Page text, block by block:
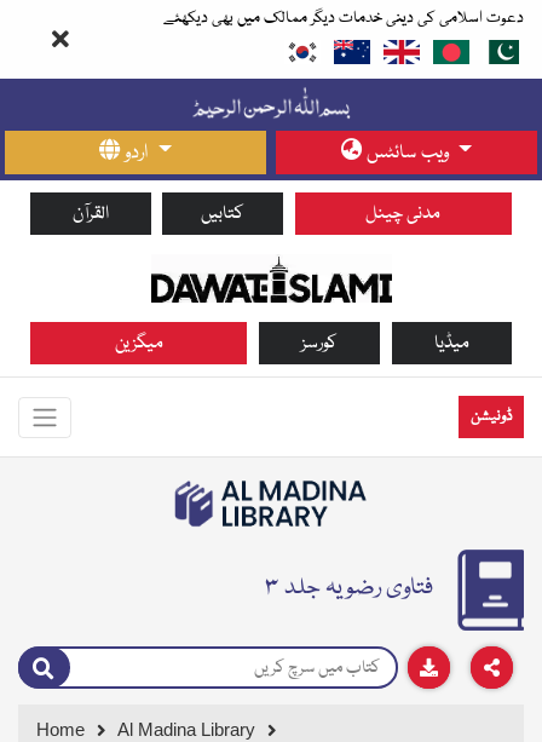
دعوت اسلامی کی دینی خدمات دیگر ممالک میں بھی دیکھئے
اردو ویب سائٹس
القرآن کتابیں مدنی چینل
میگزین کورسز میڈیا
ڈونیشن
فتاوی رضویہ جلد ۳
Home
Al Madina Library